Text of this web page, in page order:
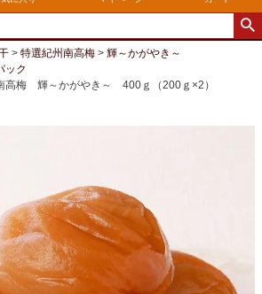
特選紀州南高梅
輝～かがやき～
ック
高梅 輝～かがやき～ 400ｇ（200ｇ×2）